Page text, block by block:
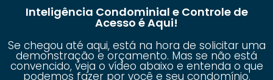
Inteligência Condominial e Controle de
Acesso é Aqui!
Se chegou até aqui, está na hora de solicitar uma
demonstração e orçamento. Mas se não está
convencido, veja o vídeo abaixo e entenda o que
podemos fazer por você e seu condomínio.